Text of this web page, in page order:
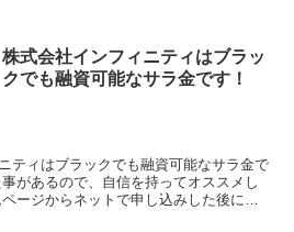
株式会社インフィニティはブラッ
クでも融資可能なサラ金です！
ティはブラックでも融資可能なサラ金で
があるので、自信を持ってオススメし
ージからネットで申し込みした後に電